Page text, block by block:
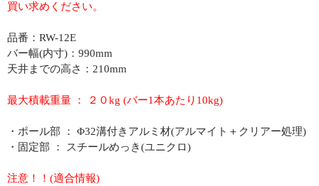
買い求めください。
品番：RW-12E
バー幅(内寸)：990mm
天井までの高さ：210mm
最大積載重量 ： ２０kg (バー1本あたり10kg)
・ポール部 ： Φ32溝付きアルミ材(アルマイト＋クリアー処理)
・固定部 ： スチールめっき(ユニクロ)
注意！！(適合情報)